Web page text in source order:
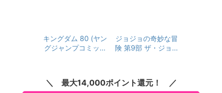
キングダム 80 (ヤン
グジャンプコミック
ジョジョの奇妙な冒
険 第9部 ザ・ジョジ
最大14,000ポイント還元！